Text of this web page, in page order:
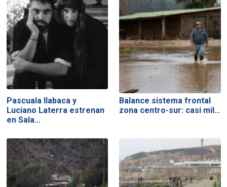
Pascuala Ilabaca y
Luciano Laterra estrenan
en Sala…
Balance sistema frontal
zona centro-sur: casi mil…